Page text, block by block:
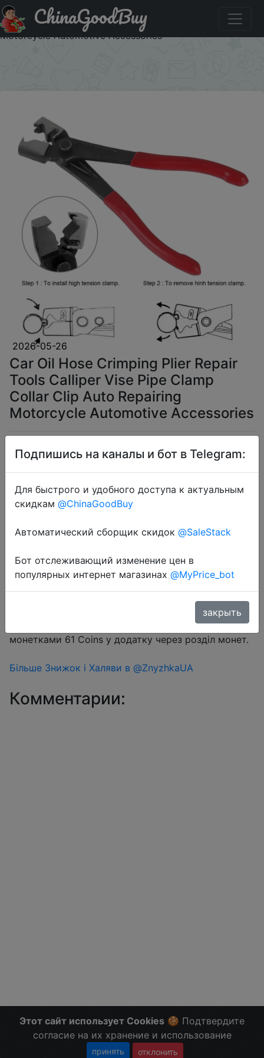
Акция на: Car Oil Hose Crimping Plier Repair Tools
Calliper Vise Pipe Clamp Collar Clip Auto Repairing
Motorcycle Automotive Accessories
ChinaGoodBuy
2026-05-26
Car Oil Hose Crimping Plier Repair
Tools Calliper Vise Pipe Clamp
Collar Clip Auto Repairing
Motorcycle Automotive Accessories
$4.16
Coins
Перейти в магазин
Купон продавця $0.89 на сторінці товару + знижка
монетками 61 Coins у додатку через розділ монет.
Більше Знижок і Халяви в @ZnyzhkaUA
Комментарии:
Этот сайт использует Cookies 🍪 Подтвердите
согласие на их хранение и использование
принять отклонить
Подпишись на каналы и бот в Telegram:
Для быстрого и удобного доступа к актуальным
скидкам @ChinaGoodBuy
Автоматический сборщик скидок @SaleStack
Бот отслеживающий изменение цен в
популярных интернет магазинах @MyPrice_bot
закрыть